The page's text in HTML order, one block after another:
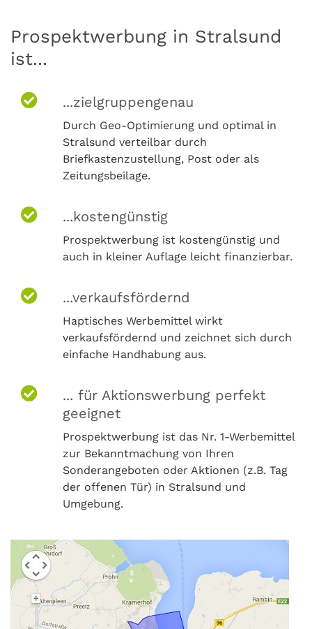
Prospektwerbung in Stralsund
ist...
...zielgruppengenau
Durch Geo-Optimierung und optimal in
Stralsund verteilbar durch
Briefkastenzustellung, Post oder als
Zeitungsbeilage.
...kostengünstig
Prospektwerbung ist kostengünstig und
auch in kleiner Auflage leicht finanzierbar.
...verkaufsfördernd
Haptisches Werbemittel wirkt
verkaufsfördernd und zeichnet sich durch
einfache Handhabung aus.
... für Aktionswerbung perfekt
geeignet
Prospektwerbung ist das Nr. 1-Werbemittel
zur Bekanntmachung von Ihren
Sonderangeboten oder Aktionen (z.B. Tag
der offenen Tür) in Stralsund und
Umgebung.